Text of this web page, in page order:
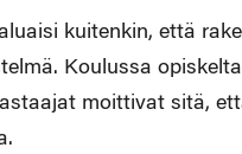
kuitenkin, että
Koulussa
moittivat sitä,